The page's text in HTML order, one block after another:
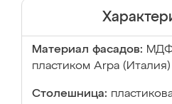
Материал фасадов:
пластиком Arpa
Столешница: